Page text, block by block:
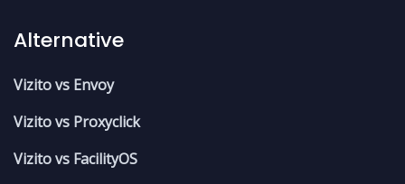
Alternative
Vizito vs Envoy
Vizito vs Proxyclick
Vizito vs FacilityOS